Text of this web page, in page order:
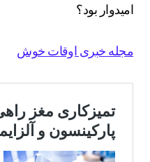
امیدوار بود؟
مجله خبری اوقات خوش